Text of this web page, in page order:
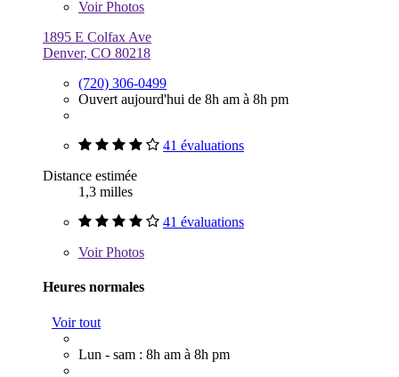
VoirPhotos
1895 E Colfax Ave
Denver, CO 80218
(720) 306-0499
Ouvert aujourd'hui de 8h am à 8h pm
41 évaluations
Distance estimée
1,3 milles
41 évaluations
VoirPhotos
Heures normales
Voir tout
Lun - sam : 8h am à 8h pm